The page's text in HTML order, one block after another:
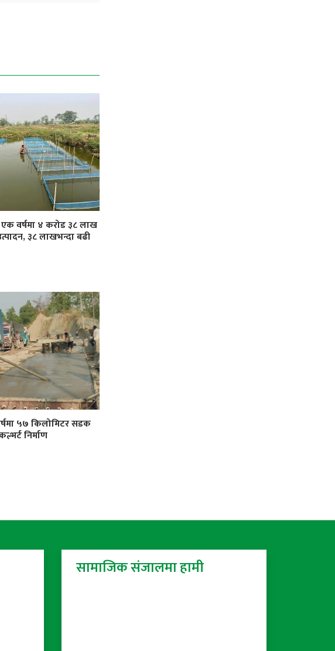
एक वर्षमा ४ करोड ३८ लाख
३८ लाखभन्दा बढी
५७ किलोमिटर सडक
निर्माण
सामाजिक संजालमा हामी